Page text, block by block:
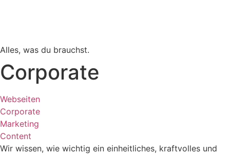
Alles, was du brauchst.
Corporate
Webseiten
Corporate
Marketing
Content
Wir wissen, wie wichtig ein einheitliches, kraftvolles und